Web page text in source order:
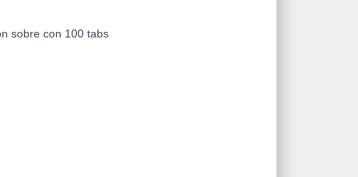
sobre con 100 tabs